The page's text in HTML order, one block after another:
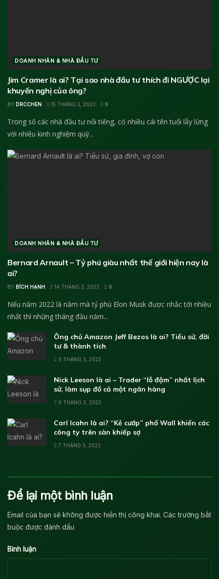
DOANH NHÂN & NHÀ ĐẦU TƯ
Jim Cramer là ai? Tại sao nhà đầu tư thích đi NGƯỢC lại
khuyến nghị của ông?
BY DRCCHEN 15 THÁNG 3, 2023 0
Trong số các nhà đầu tư nổi tiếng, có nhiều cái tên tuổi lẫy lừng
với nhiều kinh nghiệm quỹ...
DOANH NHÂN & NHÀ ĐẦU TƯ
Bernard Arnault – Tỷ phú giàu nhất thế giới hiện nay là
ai?
BY BÍCH HẠNH 14 THÁNG 3, 2023 0
Nếu năm 2022 là năm mà tỷ phú Elon Musk được nhắc tới nhiều
nhất thì những tháng đầu năm...
Ông chủ Amazon Jeff Bezos là ai? Tiểu sử, đời
tư & thành tích
9 THÁNG 3, 2023
Nick Leeson là ai – Trader “lỗ đậm” nhất lịch
sử, làm sụp đổ cả một ngân hàng
9 THÁNG 3, 2023
Carl Icahn là ai? “Kẻ cướp” phố Wall khiến các
công ty trên sàn khiếp sợ
7 THÁNG 3, 2023
Để lại một bình luận
Email của bạn sẽ không được hiển thị công khai. Các trường bắt
buộc được đánh dấu
Bình luận